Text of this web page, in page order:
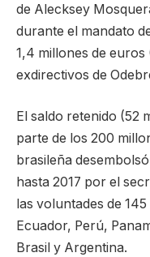
de Alecksey
durante el mandato
1,4 millones de euros
exdirectivos de
El saldo retenido (52
parte de los 200
brasileña
hasta 2017 por el
las voluntades de
Ecuador, Perú,
Brasil y Argentina.